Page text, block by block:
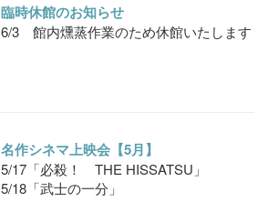
臨時休館のお知らせ
6/3 館内燻蒸作業のため休館いたします
名作シネマ上映会【5月】
5/17「必殺！ THE HISSATSU」
5/18「武士の一分」